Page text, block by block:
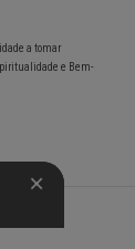
a tomar
e Bem-